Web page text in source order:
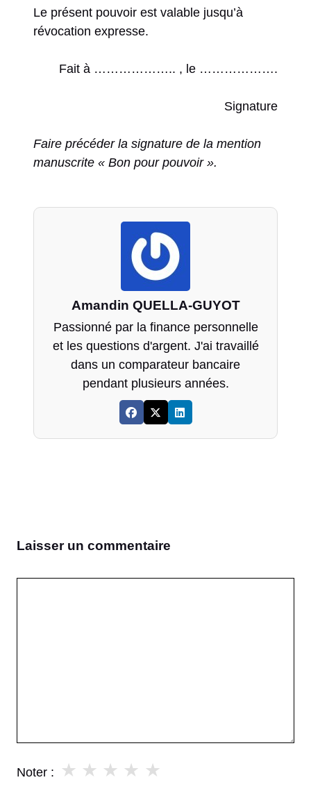
Le présent pouvoir est valable jusqu’à
révocation expresse.
Fait à ……………….. , le ……………….
Signature
Faire précéder la signature de la mention
manuscrite « Bon pour pouvoir ».
Amandin QUELLA-GUYOT
Passionné par la finance personnelle
et les questions d'argent. J'ai travaillé
dans un comparateur bancaire
pendant plusieurs années.
Laisser un commentaire
Noter : ★
★
★
★
★